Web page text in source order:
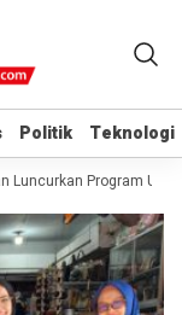
Politik Teknologi
Politik Teknologi
Program